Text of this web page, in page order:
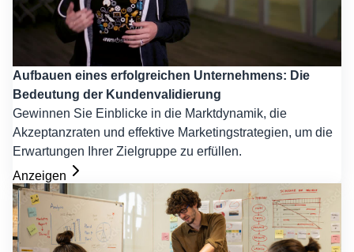
Aufbauen eines erfolgreichen Unternehmens: Die
Bedeutung der Kundenvalidierung
Gewinnen Sie Einblicke in die Marktdynamik, die
Akzeptanzraten und effektive Marketingstrategien, um die
Erwartungen Ihrer Zielgruppe zu erfüllen.
Anzeigen